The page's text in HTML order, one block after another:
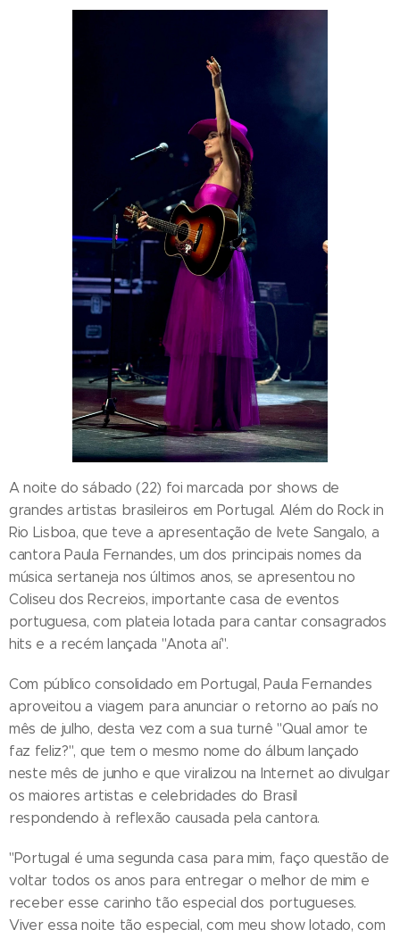
A noite do sábado (22) foi marcada por shows de
grandes artistas brasileiros em Portugal. Além do Rock in
Rio Lisboa, que teve a apresentação de Ivete Sangalo, a
cantora Paula Fernandes, um dos principais nomes da
música sertaneja nos últimos anos, se apresentou no
Coliseu dos Recreios, importante casa de eventos
portuguesa, com plateia lotada para cantar consagrados
hits e a recém lançada "Anota aí".
Com público consolidado em Portugal, Paula Fernandes
aproveitou a viagem para anunciar o retorno ao país no
mês de julho, desta vez com a sua turnê "Qual amor te
faz feliz?", que tem o mesmo nome do álbum lançado
neste mês de junho e que viralizou na Internet ao divulgar
os maiores artistas e celebridades do Brasil
respondendo à reflexão causada pela cantora.
"Portugal é uma segunda casa para mim, faço questão de
voltar todos os anos para entregar o melhor de mim e
receber esse carinho tão especial dos portugueses.
Viver essa noite tão especial, com meu show lotado, com